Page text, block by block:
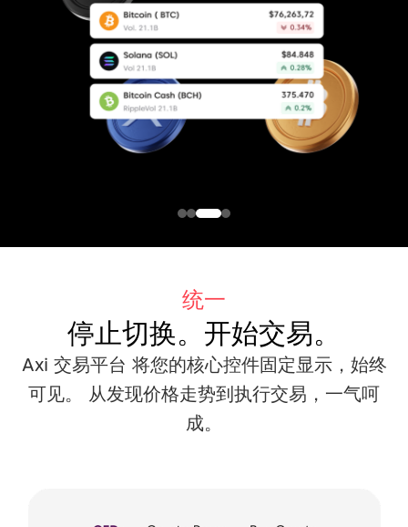
统一
停止切换。开始交易。
Axi 交易平台 将您的核心控件固定显示，始终
可见。
从发现价格走势到执行交易，一气呵
成。